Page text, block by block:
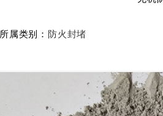
所属类别： 防火封堵